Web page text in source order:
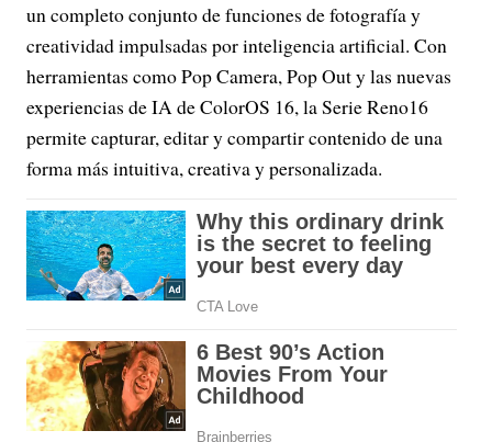
un completo conjunto de funciones de fotografía y
creatividad impulsadas por inteligencia artificial. Con
herramientas como Pop Camera, Pop Out y las nuevas
experiencias de IA de ColorOS 16, la Serie Reno16
permite capturar, editar y compartir contenido de una
forma más intuitiva, creativa y personalizada.